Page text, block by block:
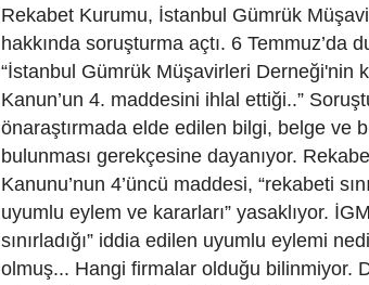
Rekabet Kurumu, İstanbul Gümrük
hakkında soruşturma açtı. 6 Temmuz’da
“İstanbul Gümrük Müşavirleri Derneği'nin
Kanun’un 4. maddesini ihlal ettiği..”
önaraştırmada elde edilen bilgi, belge ve
bulunması gerekçesine dayanıyor.
Kanunu’nun 4’üncü maddesi, “rekabeti
uyumlu eylem ve kararları” yasaklıyor.
sınırladığı” iddia edilen uyumlu eylemi
olmuş... Hangi firmalar olduğu bilinmiyor.